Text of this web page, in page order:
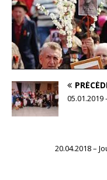
20.04.2018 –